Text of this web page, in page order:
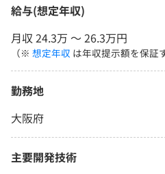
給与(想定年収)
月収 24.3万 〜 26.3万円
（※ 想定年収 は年収提示額を保証
勤務地
大阪府
主要開発技術